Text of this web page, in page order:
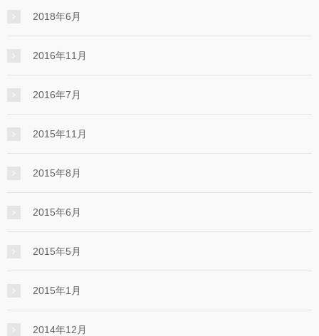
2018年6月
2016年11月
2016年7月
2015年11月
2015年8月
2015年6月
2015年5月
2015年1月
2014年12月